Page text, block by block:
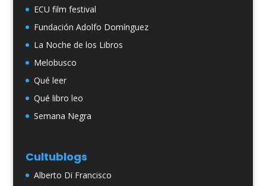
ECU film festival
Fundación Adolfo Domínguez
La Noche de los Libros
Melobusco
Qué leer
Qué libro leo
Semana Negra
Cultublogs
Alberto Di Francisco